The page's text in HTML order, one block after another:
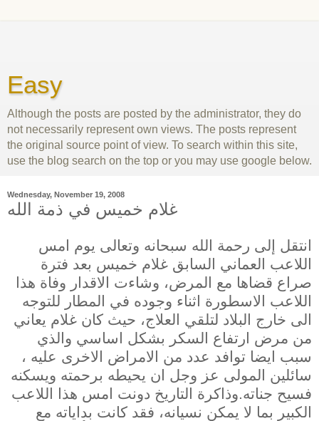
Easy
Although the posts are posted by the administrator, they do
not necessarily represent own views. The posts represent
the original source point of view. To search within this site,
use the blog search on the top or you may use google below.
Wednesday, November 19, 2008
غلام خميس في ذمة الله
انتقل إلى رحمة الله سبحانه وتعالى يوم امس
اللاعب العماني السابق غلام خميس بعد فترة
صراع قضاها مع المرض، وشاءت الاقدار وفاة هذا
اللاعب الاسطورة اثناء وجوده في المطار للتوجه
الى خارج البلاد لتلقي العلاج، حيث كان غلام يعاني
من مرض ارتفاع السكر بشكل اساسي والذي
سبب ايضا توافد عدد من الامراض الاخرى عليه ،
سائلين المولى عز وجل ان يحيطه برحمته ويسكنه
فسيح جناته.وذاكرة التاريخ دونت امس هذا اللاعب
الكبير بما لا يمكن نسيانه، فقد كانت بداياته مع